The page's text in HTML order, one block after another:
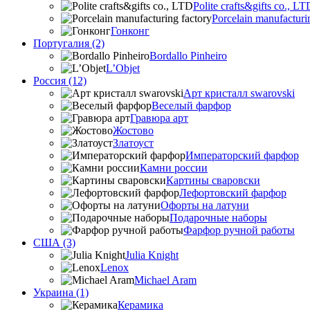
Polite crafts&gifts co.,
Porcelain
Гонконг
Португалия (2)
Bordallo Pinheiro
L’Objet
Россия (12)
Арт кристалл swarovski
Веселый фарфор
Гравюра арт
Жостово
Златоуст
Императорский фарфор
Камни россии
Картины сваровски
Лефортовский фарфор
Офорты на латуни
Подарочные наборы
Фарфор ручной работы
США (3)
Julia Knight
Lenox
Michael Aram
Украина (1)
Керамика